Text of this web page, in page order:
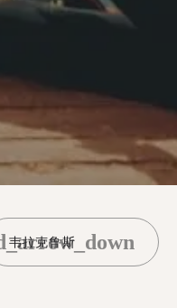
韦拉克鲁斯